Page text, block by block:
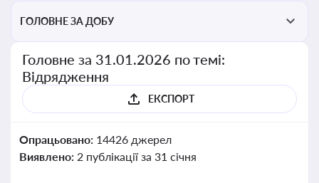
ГОЛОВНЕ ЗА ДОБУ
Головне за 31.01.2026 по темі:
Відрядження
ЕКСПОРТ
Опрацьовано: 14426 джерел
Виявлено: 2 публікації за 31 січня